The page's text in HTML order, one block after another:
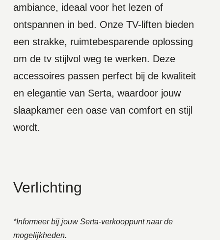
ambiance, ideaal voor het lezen of
ontspannen in bed. Onze TV-liften bieden
een strakke, ruimtebesparende oplossing
om de tv stijlvol weg te werken. Deze
accessoires passen perfect bij de kwaliteit
en elegantie van Serta, waardoor jouw
slaapkamer een oase van comfort en stijl
wordt.
Verlichting
*Informeer bij jouw Serta-verkooppunt naar de
mogelijkheden.